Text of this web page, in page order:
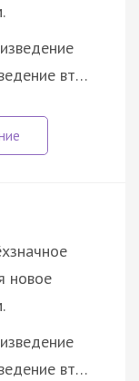
вт…
новое
вт…